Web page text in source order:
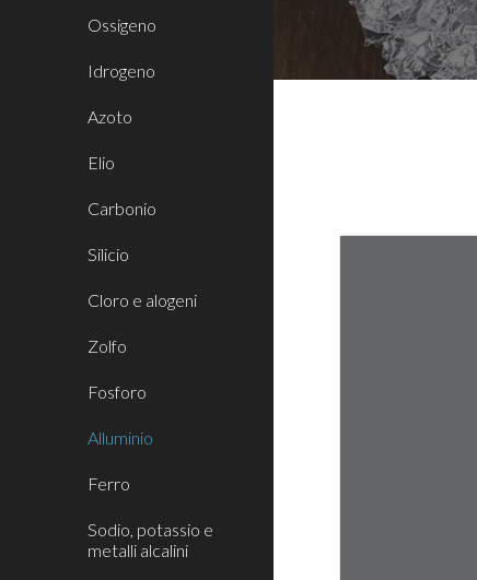
Ossigeno
Idrogeno
Azoto
Elio
Carbonio
Silicio
Cloro e alogeni
Zolfo
Fosforo
Alluminio
Ferro
Sodio, potassio e
metalli alcalini